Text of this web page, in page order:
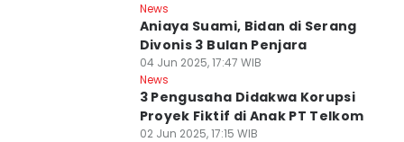
News
Aniaya Suami, Bidan di Serang
Divonis 3 Bulan Penjara
04 Jun 2025, 17:47 WIB
News
3 Pengusaha Didakwa Korupsi
Proyek Fiktif di Anak PT Telkom
02 Jun 2025, 17:15 WIB